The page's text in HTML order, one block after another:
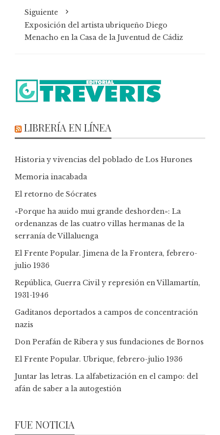
Siguiente
Exposición del artista ubriqueño Diego
Menacho en la Casa de la Juventud de Cádiz
LIBRERÍA EN LÍNEA
Historia y vivencias del poblado de Los Hurones
Memoria inacabada
El retorno de Sócrates
«Porque ha auido mui grande deshorden»: La
ordenanzas de las cuatro villas hermanas de la
serranía de Villaluenga
El Frente Popular. Jimena de la Frontera, febrero-
julio 1936
República, Guerra Civil y represión en Villamartín,
1931-1946
Gaditanos deportados a campos de concentración
nazis
Don Perafán de Ribera y sus fundaciones de Bornos
El Frente Popular. Ubrique, febrero-julio 1936
Juntar las letras. La alfabetización en el campo: del
afán de saber a la autogestión
FUE NOTICIA